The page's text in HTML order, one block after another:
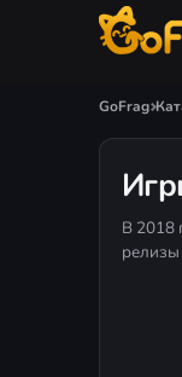
GoFrag
В 2018